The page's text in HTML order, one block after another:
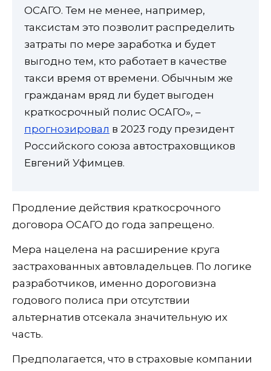
ОСАГО. Тем не менее, например,
таксистам это позволит распределить
затраты по мере заработка и будет
выгодно тем, кто работает в качестве
такси время от времени. Обычным же
гражданам вряд ли будет выгоден
краткосрочный полис ОСАГО», –
прогнозировал в 2023 году президент
Российского союза автостраховщиков
Евгений Уфимцев.
Продление действия краткосрочного
договора ОСАГО до года запрещено.
Мера нацелена на расширение круга
застрахованных автовладельцев. По логике
разработчиков, именно дороговизна
годового полиса при отсутствии
альтернатив отсекала значительную их
часть.
Предполагается, что в страховые компании